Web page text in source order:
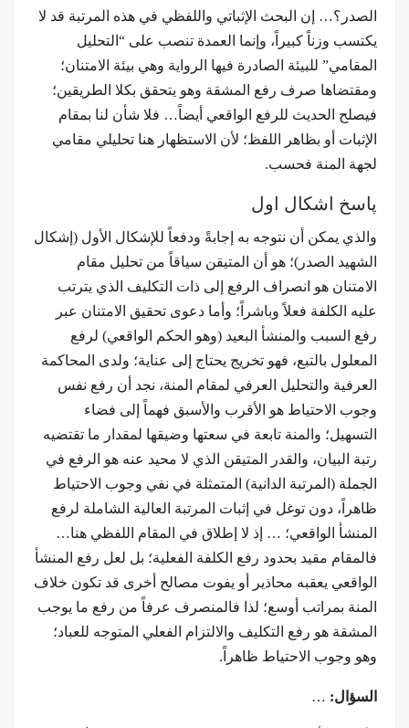
الصدر؟… إن البحث الإثباتي واللفظي في هذه المرتبة قد لا
يكتسب وزناً كبيراً، وإنما العمدة تنصب على “التحليل
المقامي” للبيئة الصادرة فيها الرواية وهي بيئة الامتنان؛
ومقتضاها صرف رفع المشقة وهو يتحقق بكلا الطريقين؛
فيصلح الحديث للرفع الواقعي أيضاً… فلا شأن لنا بمقام
الإثبات أو بظاهر اللفظ؛ لأن الاستظهار هنا تحليلي مقامي
لجهة المنة فحسب.
پاسخ اشکال اول
والذي يمكن أن نتوجه به إجابةً ودفعاً للإشكال الأول (إشكال
الشهيد الصدر)؛ هو أن المتيقن سياقاً من تحليل مقام
الامتنان هو انصراف الرفع إلى ذات التكليف الذي يترتب
عليه الكلفة فعلاً وباشراً؛ وأما دعوى تحقيق الامتنان عبر
رفع السبب والمنشأ البعيد (وهو الحكم الواقعي) لرفع
المعلول بالتبع، فهو تخريج يحتاج إلى عناية؛ ولدى المحاكمة
العرفية والتحليل العرفي لمقام المنة، نجد أن رفع نفس
وجوب الاحتياط هو الأقرب والأسبق فهماً إلى فضاء
التسهيل؛ والمنة تابعة في سعتها وضيقها لمقدار ما تقتضيه
رتبة البيان، والقدر المتيقن الذي لا محید عنه هو الرفع في
الجملة (المرتبة الدانية) المتمثلة في نفي وجوب الاحتياط
ظاهراً، دون توغل في إثبات المرتبة العالية الشاملة لرفع
المنشأ الواقعي؛ … إذ لا إطلاق في المقام اللفظي هنا…
فالمقام مقيد بحدود رفع الكلفة الفعلية؛ بل لعل رفع المنشأ
الواقعي يعقبه محاذير أو يفوت مصالح أخرى قد تكون خلاف
المنة بمراتب أوسع؛ لذا فالمنصرف عرفاً من رفع ما يوجب
المشقة هو رفع التكليف والالتزام الفعلي المتوجه للعباد؛
وهو وجوب الاحتياط ظاهراً.
السؤال: …